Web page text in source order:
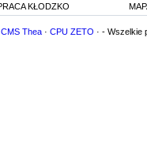
KŁODZKO
CMS Thea · CPU ZETO · - Wszelkie